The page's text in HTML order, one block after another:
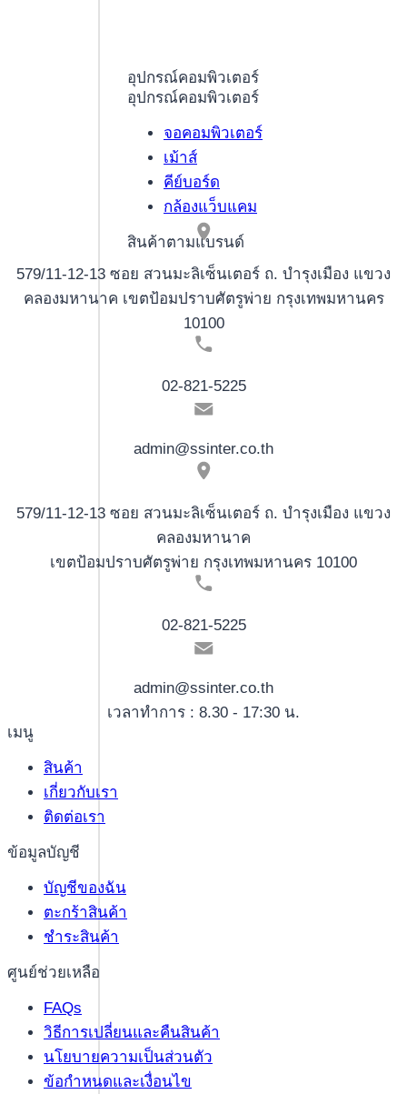
อุปกรณ์คอมพิวเตอร์
อุปกรณ์คอมพิวเตอร์
จอคอมพิวเตอร์
เม้าส์
คีย์บอร์ด
กล้องแว็บแคม
สินค้าตามแบรนด์
internet
Bettors
579/11-12-13 ซอย สวนมะลิเซ็นเตอร์ ถ. บำรุงเมือง แขวง
คลองมหานาค เขตป้อมปราบศัตรูพ่าย กรุงเทพมหานคร
10100
02-821-5225
admin@ssinter.co.th
579/11-12-13 ซอย สวนมะลิเซ็นเตอร์ ถ. บำรุงเมือง แขวง
คลองมหานาค
เขตป้อมปราบศัตรูพ่าย กรุงเทพมหานคร 10100
02-821-5225
admin@ssinter.co.th
เวลาทำการ : 8.30 - 17:30 น.
เมนู
สินค้า
เกี่ยวกับเรา
ติดต่อเรา
ข้อมูลบัญชี
บัญชีของฉัน
ตะกร้าสินค้า
ชำระสินค้า
ศูนย์ช่วยเหลือ
FAQs
วิธีการเปลี่ยนและคืนสินค้า
นโยบายความเป็นส่วนตัว
ข้อกำหนดและเงื่อนไข